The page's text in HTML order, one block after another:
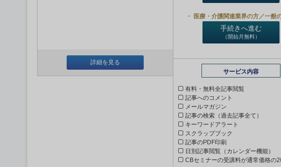
詳細を見る
医療・介護関連業界の方／一般
手続きへ進む
（開始月無料）
サービス内容
有料・無料全記事閲覧
記事へのコメント
メールマガジン
記事の検索（過去記事全て）
キーワードアラート
スクラップブック
記事のPDF印刷
日別記事閲覧（カレンダー機能）
CBセミナーの受講料が通常価格の